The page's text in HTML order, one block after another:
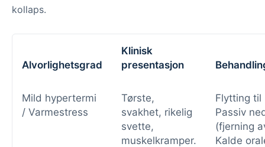
kollaps.
Alvorlighetsgrad
Klinisk
presentasjon
Mild hypertermi
/ Varmestress
Tørste,
svakhet, rikelig
svette,
muskelkramper.
Flytting til
Passiv
(fjerning
Kalde